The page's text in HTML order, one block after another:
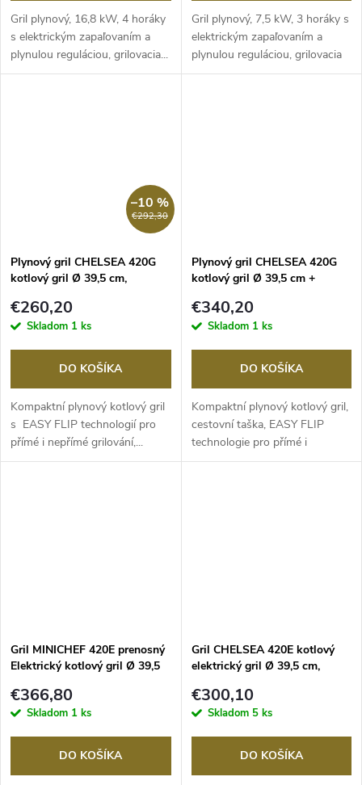
Gril plynový, 16,8 kW, 4 horáky
s elektrickým zapaľovaním a
plynulou reguláciou, grilovacia...
Gril plynový, 7,5 kW, 3 horáky s
elektrickým zapaľovaním a
plynulou reguláciou, grilovacia
plocha...
€292,30
–10 %
Plynový gril CHELSEA 420G
kotlový gril Ø 39,5 cm,
€260,20
Skladom 1 ks
DO KOŠÍKA
Kompaktní plynový kotlový gril
s EASY FLIP technologií pro
přímé i nepřímé grilování,...
Plynový gril CHELSEA 420G
kotlový gril Ø 39,5 cm +
OUTDOORCHEF
€340,20
Skladom 1 ks
DO KOŠÍKA
Kompaktní plynový kotlový gril,
cestovní taška, EASY FLIP
technologie pro přímé i
nepřímé...
Gril MINICHEF 420E prenosný
Elektrický kotlový gril Ø 39,5
€366,80
Skladom 1 ks
DO KOŠÍKA
Gril CHELSEA 420E kotlový
elektrický gril Ø 39,5 cm,
€300,10
Skladom 5 ks
DO KOŠÍKA